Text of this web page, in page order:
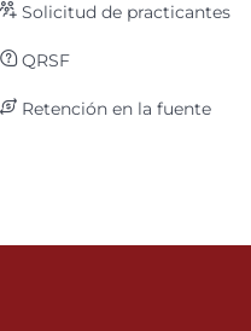
Solicitud de practicantes
QRSF
Retención en la fuente